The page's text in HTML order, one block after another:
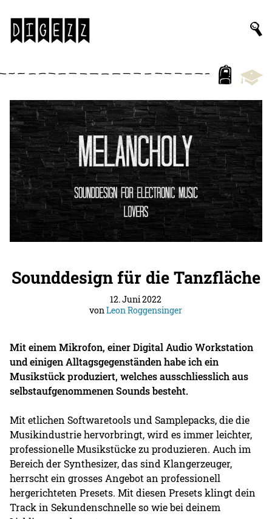
Sounddesign für die Tanzfläche
12. Juni 2022
vonLeon Roggensinger
Mit einem Mikrofon, einer Digital Audio Workstation
und einigen Alltagsgegenständen habe ich ein
Musikstück produziert, welches ausschliesslich aus
selbstaufgenommenen Sounds besteht.
Mit etlichen Softwaretools und Samplepacks, die die
Musikindustrie hervorbringt, wird es immer leichter,
professionelle Musikstücke zu produzieren. Auch im
Bereich der Synthesizer, das sind Klangerzeuger,
herrscht ein grosses Angebot an professionell
hergerichteten Presets. Mit diesen Presets klingt dein
Track in Sekundenschnelle so wie bei deinem